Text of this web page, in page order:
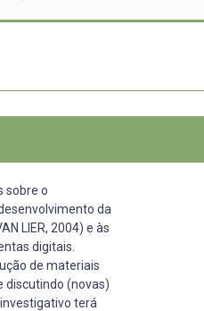
sobre o
da
LIER, 2004) e às
digitais.
de materiais
discutindo (novas)
terá